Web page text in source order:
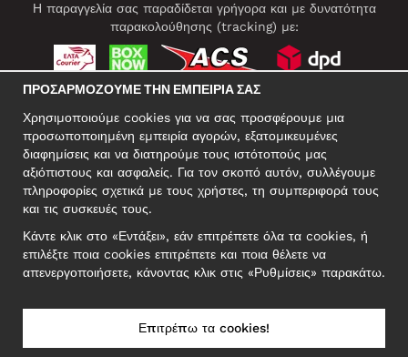
Η παραγγελία σας παραδίδεται γρήγορα και με δυνατότητα
παρακολούθησης (tracking) με:
ΕΠΑΓΓΕΛΜΑΤΙΚΗ ΔΙΕΥΘΥΝΣΗ
Motley Denim Europe OÜ
Reg: 12356245
ΣΗΜΕΙΩΣΗ! Μη στέλνετε επιστρεφόμενα προϊόντα σε αυτήν τη
ΠΡΟΣΑΡΜΌΖΟΥΜΕ ΤΗΝ ΕΜΠΕΙΡΊΑ ΣΑΣ
Χρησιμοποιούμε cookies για να σας προσφέρουμε μια
προσωποποιημένη εμπειρία αγορών, εξατομικευμένες
διαφημίσεις και να διατηρούμε τους ιστότοπούς μας
αξιόπιστους και ασφαλείς. Για τον σκοπό αυτόν, συλλέγουμε
πληροφορίες σχετικά με τους χρήστες, τη συμπεριφορά τους
και τις συσκευές τους.
Κάντε κλικ στο «Εντάξει», εάν επιτρέπετε όλα τα cookies, ή
επιλέξτε ποια cookies επιτρέπετε και ποια θέλετε να
απενεργοποιήσετε, κάνοντας κλικ στις «Ρυθμίσεις» παρακάτω.
Επιτρέπω τα cookies!